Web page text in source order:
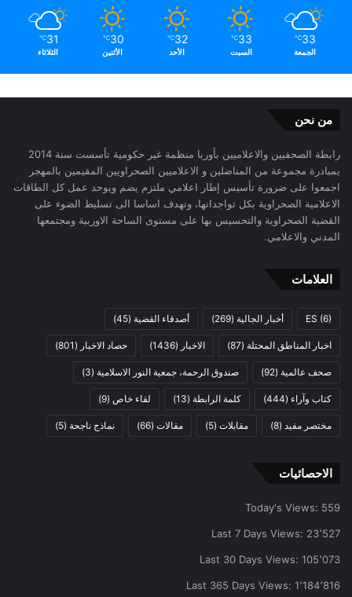
33
℃
الجمعة
33
℃
السبت
32
℃
الأحد
30
℃
الأثنين
31
℃
الثلاثاء
من نحن
رابطة الصحفيين والاعلاميين بأوربا منظمة غير حكومية تأسست سنة 2014
بمبادرة مجموعة من المناضلين و الاعلاميين الصحراويين المقيمين بالمهجر
اجمعوا على ضرورة تأسيس إطار اعلامي ملتزم يضم ويوحد عمل كل الطاقات
الاعلامية الصحراوية بكل تواجداتها، وتهدف اساسا الى تسليط الضوء على
القضية الصحراوية والتحسيس بها على مستوى الساحة الاوربية ومجتمعها
المدني والاعلامي.
العلامات
ES (6) أخبار الجالية (269) أصدقاء القضية (45)
اخبار المناطق المحتلة (87) الاخبار (1436) حصاد الاخبار (801)
صحف عالمية (92) صندوق الرحمة، جمعية النور الاسلامية (3)
كتاب وآراء (444) كلمة الرابطة (13) لقاء خاص (9)
مختصر مفيد (8) مقابلات (5) مقالات (66) نماذج ناجحة (5)
الاحصائيات
Today's Views: 559
Last 7 Days Views: 23٬527
Last 30 Days Views: 105٬073
Last 365 Days Views: 1٬184٬816